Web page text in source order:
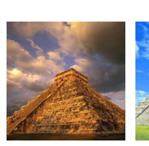
Rango
de
precios:
desde
$98.00
hasta
$192.00